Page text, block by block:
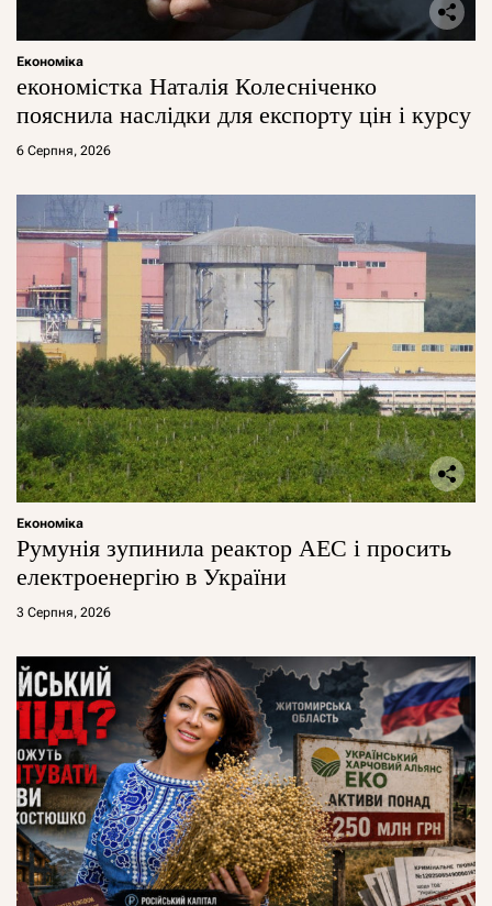
Економіка
економістка Наталія Колесніченко
пояснила наслідки для експорту цін і курсу
6 Серпня, 2026
Економіка
Румунія зупинила реактор АЕС і просить
електроенергію в України
3 Серпня, 2026